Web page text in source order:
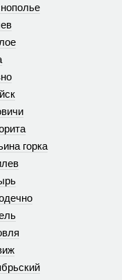
горка